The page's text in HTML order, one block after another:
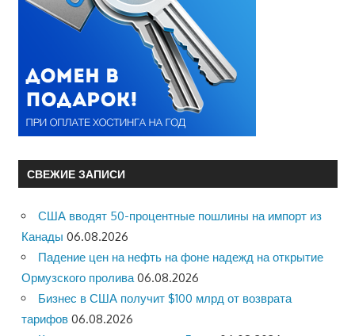
СВЕЖИЕ ЗАПИСИ
США вводят 50-процентные пошлины на импорт из
Канады 06.08.2026
Падение цен на нефть на фоне надежд на открытие
Ормузского пролива 06.08.2026
Бизнес в США получит $100 млрд от возврата
тарифов 06.08.2026